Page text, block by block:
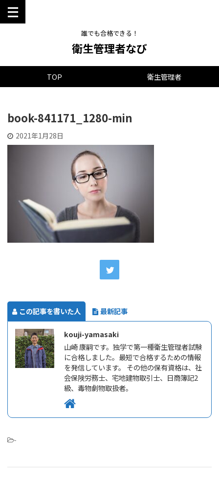
誰でも合格できる！
衛生管理者なび
TOP 衛生管理者
book-841171_1280-min
2021年1月28日
この記事を書いた人 最新記事
kouji-yamasaki
山崎 康嗣です。独学で第一種衛生管理者試験
に合格しました。最短で合格するための情報
を発信しています。 その他の保有資格は、社
会保険労務士、宅地建物取引士、日商簿記2
級、毒物劇物取扱者。
-